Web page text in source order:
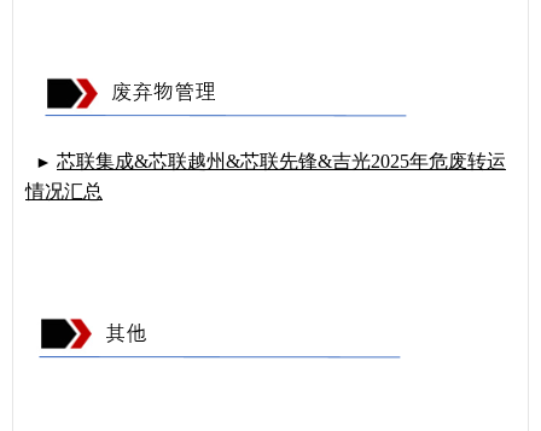
► 芯联集成&芯联越州&芯联先锋&吉光2025年危废转运
情况汇总